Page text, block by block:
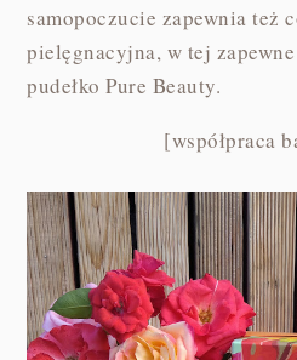
samopoczucie zapewnia też
pielęgnacyjna, w tej
pudełko Pure Beauty.
[współpraca